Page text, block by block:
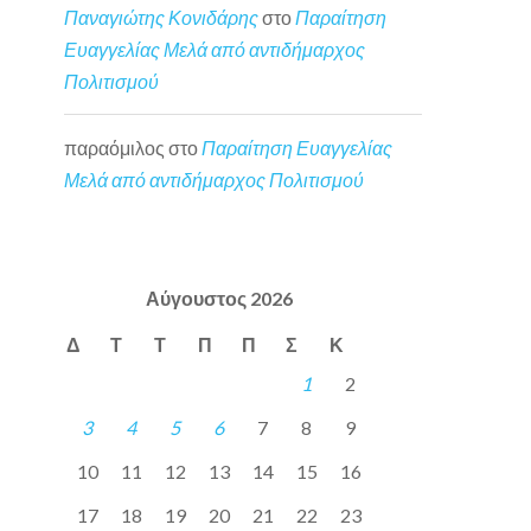
Παναγιώτης ΚονιδάρηςστοΠαραίτηση
Ευαγγελίας Μελά από αντιδήμαρχος
Πολιτισμού
παραόμιλος στο Παραίτηση Ευαγγελίας
Μελά από αντιδήμαρχος Πολιτισμού
Αύγουστος 2026
Δ Τ Τ Π Π Σ
Κ
1
2
3
4 5 6 7 8
9
10
11 12 13 14 15
16
17
18 19 20 21 22 23